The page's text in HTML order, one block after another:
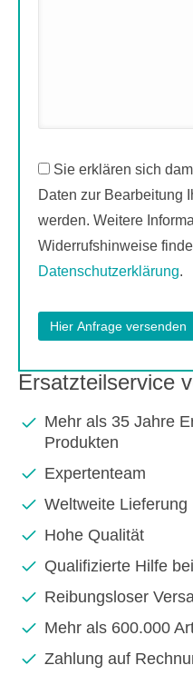
Sie erklären sich
Daten zur Bearbeitung
werden. Weitere
Widerrufshinweise
Datenschutzerklärung.
Ersatzteilservice
Mehr als 35 Jahre
Produkten
Expertenteam
Weltweite Lieferung
Hohe Qualität
Qualifizierte Hilfe
Reibungsloser
Mehr als 600.000
Zahlung auf